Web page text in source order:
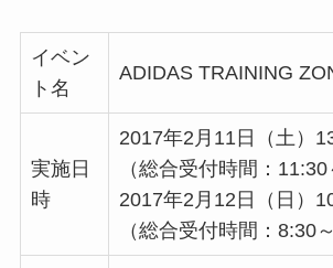
イベン
ト名
ADIDAS TRAINING
実施日
時
2017年2月11日（土）
（総合受付時間：11:30
2017年2月12日（日）
（総合受付時間：8:30